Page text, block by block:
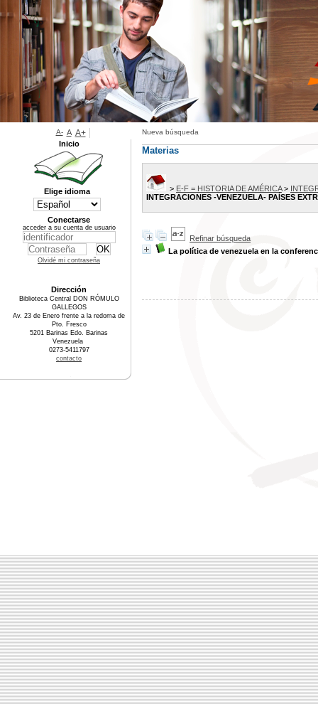
Nueva búsqueda
Materias
> E-F = HISTORIA DE AMÉRICA>
INTEGRACIONES -VENEZUELA- PAÍSES
Refinar búsqueda
La política de venezuela en la
A- A A+
Inicio
Elige idioma
Conectarse
acceder a su cuenta de usuario
Olvidé mi contraseña
Dirección
Biblioteca Central DON RÓMULO
GALLEGOS
Av. 23 de Enero frente a la redoma de
Pto. Fresco
5201 Barinas Edo. Barinas
Venezuela
0273-5411797
contacto